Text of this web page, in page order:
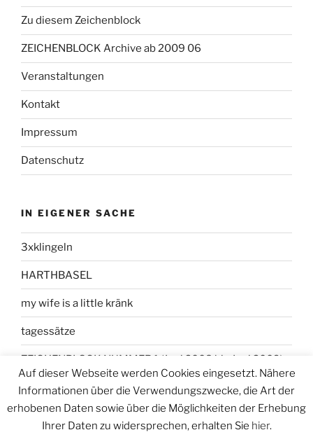
Zu diesem Zeichenblock
ZEICHENBLOCK Archive ab 2009 06
Veranstaltungen
Kontakt
Impressum
Datenschutz
IN EIGENER SACHE
3xklingeln
HARTHBASEL
my wife is a little kränk
tagessätze
ZEICHENBLOCK NUMMER 1 (Juni 2008 bis Juni 2009)
Datenschutzerklärung Stolz präsentiert von WordPress
Auf dieser Webseite werden Cookies eingesetzt. Nähere
Informationen über die Verwendungszwecke, die Art der
erhobenen Daten sowie über die Möglichkeiten der Erhebung
Ihrer Daten zu widersprechen, erhalten Sie hier.